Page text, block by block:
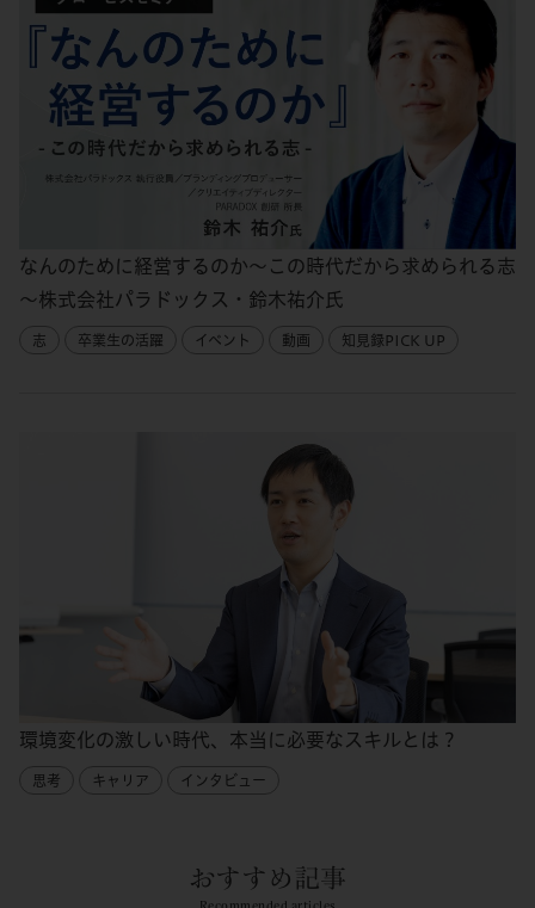
なんのために経営するのか～この時代だから求められる志
～株式会社パラドックス・鈴木祐介氏
志 卒業生の活躍 イベント 動画 知見録PICK UP
環境変化の激しい時代、本当に必要なスキルとは？
思考 キャリア インタビュー
おすすめ記事